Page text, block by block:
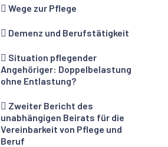
Wege zur Pflege
Demenz und Berufstätigkeit
Situation pflegender
Angehöriger: Doppelbelastung
ohne Entlastung?
Zweiter Bericht des
unabhängigen Beirats für die
Vereinbarkeit von Pflege und
Beruf